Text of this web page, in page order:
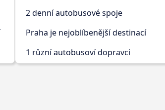
2 denní autobusové spoje
Praha je nejoblíbenější destinací
1 různí autobusoví dopravci